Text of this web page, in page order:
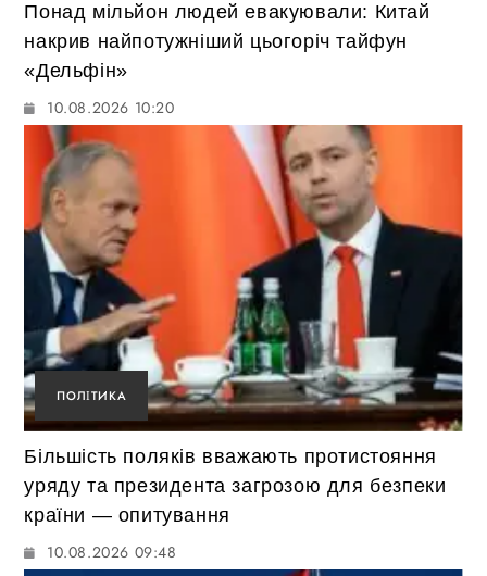
Понад мільйон людей евакуювали: Китай
накрив найпотужніший цьогоріч тайфун
«Дельфін»
10.08.2026 10:20
ПОЛІТИКА
Більшість поляків вважають протистояння
уряду та президента загрозою для безпеки
країни — опитування
10.08.2026 09:48